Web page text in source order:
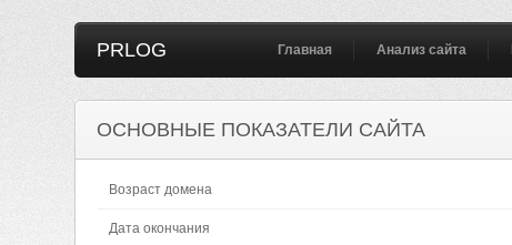
PRLOG Главная Анализ сайта
ОСНОВНЫЕ ПОКАЗАТЕЛИ САЙТА
Возраст домена
Дата окончания